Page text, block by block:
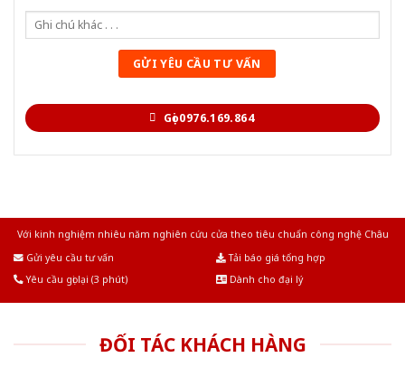
Gọi 0976.169.864
Với kinh nghiệm nhiêu năm nghiên cứu cửa theo tiêu chuẩn công nghệ Châu
Gửi yêu cầu tư vấn
Tải báo giá tổng hợp
Yêu cầu gọi lại (3 phút)
Dành cho đại lý
ĐỐI TÁC KHÁCH HÀNG